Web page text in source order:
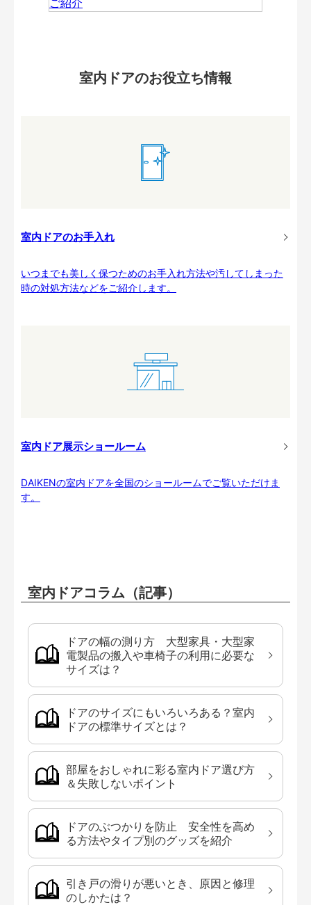
室内ドアのお役立ち情報
室内ドアのお手入れ
いつまでも美しく保つためのお手入れ方法や汚してしまった
時の対処方法などをご紹介します。
室内ドア展示ショールーム
DAIKENの室内ドアを全国のショールームでご覧いただけま
す。
室内ドアコラム（記事）
ドアの幅の測り方 大型家具・大型家
電製品の搬入や車椅子の利用に必要な
サイズは？
ドアのサイズにもいろいろある？室内
ドアの標準サイズとは？
部屋をおしゃれに彩る室内ドア選び方
＆失敗しないポイント
ドアのぶつかりを防止 安全性を高め
る方法やタイプ別のグッズを紹介
引き戸の滑りが悪いとき、原因と修理
のしかたは？